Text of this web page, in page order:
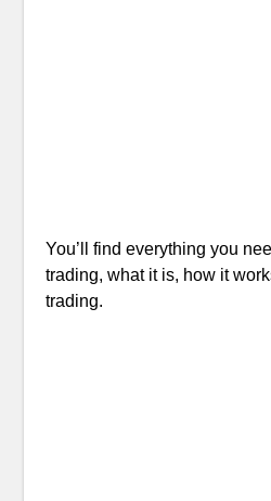
You’ll find everything you
trading, what it is, how it
trading.